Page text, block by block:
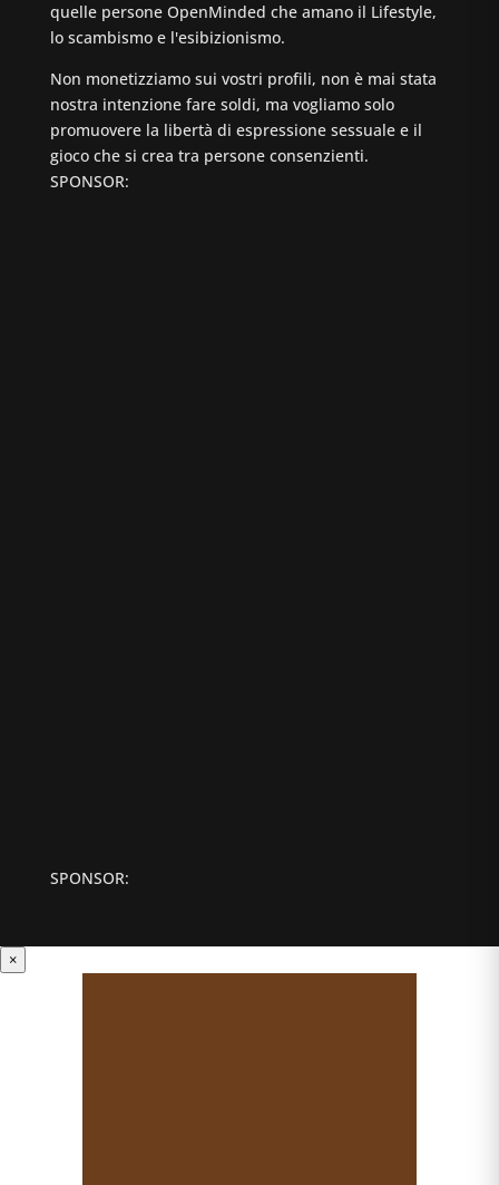
quelle persone OpenMinded che amano il Lifestyle,
lo scambismo e l'esibizionismo.
Non monetizziamo sui vostri profili, non è mai stata
nostra intenzione fare soldi, ma vogliamo solo
promuovere la libertà di espressione sessuale e il
gioco che si crea tra persone consenzienti.
SPONSOR:
SPONSOR:
×